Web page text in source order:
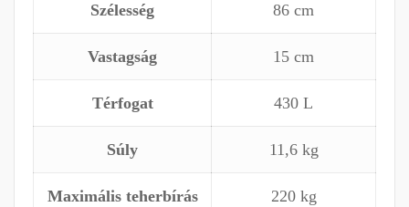
Szélesség 86 cm
Vastagság 15 cm
Térfogat 430 L
Súly 11,6 kg
Maximális teherbírás 220 kg